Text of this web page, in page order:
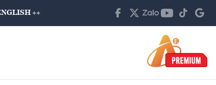
++